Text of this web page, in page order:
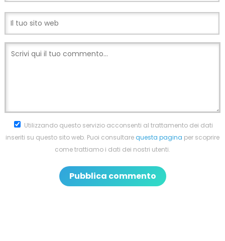
Utilizzando questo servizio acconsenti al trattamento dei dati
inseriti su questo sito web. Puoi consultarequesta pagina per scoprire
come trattiamo i dati dei nostri utenti.